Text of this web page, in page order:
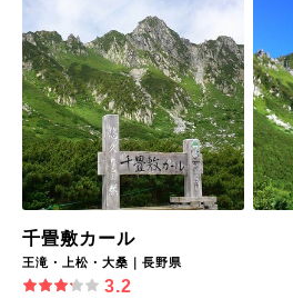
千畳敷カール
王滝・上松・大桑｜長野県
3.2